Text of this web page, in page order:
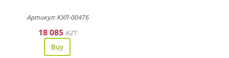
Артикул: КУЛ-00476
18 085 KZT
Buy